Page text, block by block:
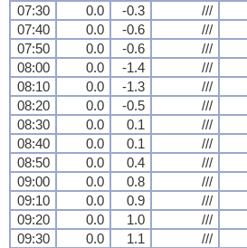
07:30
0.0 -0.3 ///
07:40
0.0 -0.6 ///
07:50
0.0 -0.6 ///
08:00
0.0 -1.4 ///
08:10
0.0 -1.3 ///
08:20
0.0 -0.5 ///
08:30
0.0 0.1 ///
08:40
0.0 0.1 ///
08:50
0.0 0.4 ///
09:00
0.0 0.8 ///
09:10
0.0 0.9 ///
09:20
0.0 1.0 ///
09:30
0.0 1.1 ///